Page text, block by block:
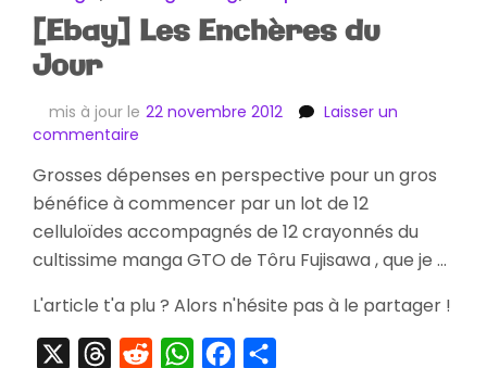
[Ebay] Les Enchères du
Jour
mis à jour le 22 novembre 2012
Laisser un
commentaire
Les
Enchères
du
Grosses dépenses en perspective pour un gros
bénéfice à commencer par un lot de 12
celluloïdes accompagnés de 12 crayonnés du
cultissime manga GTO de Tôru Fujisawa , que je …
L'article t'a plu ? Alors n'hésite pas à le partager !
ThreadsRedditWhatsAppFacebook